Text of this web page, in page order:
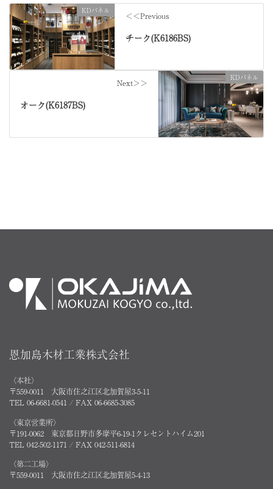
KDパネル
＜＜Previous
チーク(K6186BS)
KDパネル
Next＞＞
オーク(K6187BS)
恩加島木材工業株式会社
〈本社〉
〒559-0011 大阪市住之江区北加賀屋3-5-11
TEL 06-6681-0541 / FAX 06-6685-3085
〈東京営業所〉
〒191-0062 東京都日野市多摩平6-19-1クレセントハイム201
TEL 042-502-1171 / FAX 042-511-6814
〈第二工場〉
〒559-0011 大阪市住之江区北加賀屋5-4-13